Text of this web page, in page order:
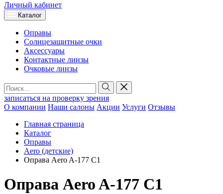
Личный кабинет
Каталог
Оправы
Солнцезащитные очки
Аксессуары
Контактные линзы
Очковые линзы
записаться на проверку зрения
О компании Наши салоны Акции Услуги Отзывы
Главная страница
Каталог
Оправы
Aero (детские)
Оправа Aero A-177 C1
Оправа Aero A-177 C1